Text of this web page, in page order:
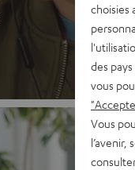
choisies
des
vous
Vous
l’avenir,